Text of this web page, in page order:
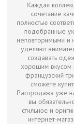
Каждая
сочетание
полностью
подобранные
неповторимыми и
уделяют
создавать
хорошим вкусом
французский
сможете
Распродажа уже
вы
стильное и
интернет-